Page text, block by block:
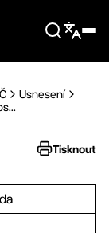
Usnesení
Tisknout